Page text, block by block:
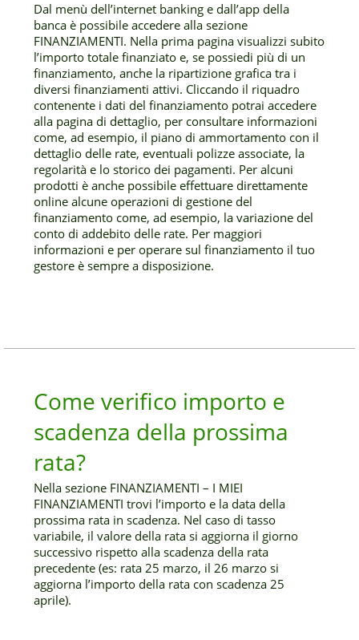
Dal menù dell’internet banking e dall’app della
banca è possibile accedere alla sezione
FINANZIAMENTI. Nella prima pagina visualizzi subito
l’importo totale finanziato e, se possiedi più di un
finanziamento, anche la ripartizione grafica tra i
diversi finanziamenti attivi. Cliccando il riquadro
contenente i dati del finanziamento potrai accedere
alla pagina di dettaglio, per consultare informazioni
come, ad esempio, il piano di ammortamento con il
dettaglio delle rate, eventuali polizze associate, la
regolarità e lo storico dei pagamenti. Per alcuni
prodotti è anche possibile effettuare direttamente
online alcune operazioni di gestione del
finanziamento come, ad esempio, la variazione del
conto di addebito delle rate. Per maggiori
informazioni e per operare sul finanziamento il tuo
gestore è sempre a disposizione.
Come verifico importo e
scadenza della prossima
rata?
Nella sezione FINANZIAMENTI – I MIEI
FINANZIAMENTI trovi l’importo e la data della
prossima rata in scadenza. Nel caso di tasso
variabile, il valore della rata si aggiorna il giorno
successivo rispetto alla scadenza della rata
precedente (es: rata 25 marzo, il 26 marzo si
aggiorna l’importo della rata con scadenza 25
aprile).